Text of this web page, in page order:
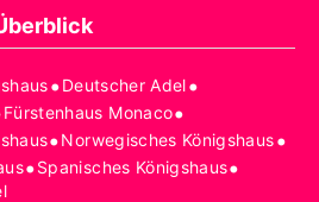
•Deutscher Adel•
Fürstenhaus Monaco•
•Norwegisches Königshaus•
•Spanisches Königshaus•